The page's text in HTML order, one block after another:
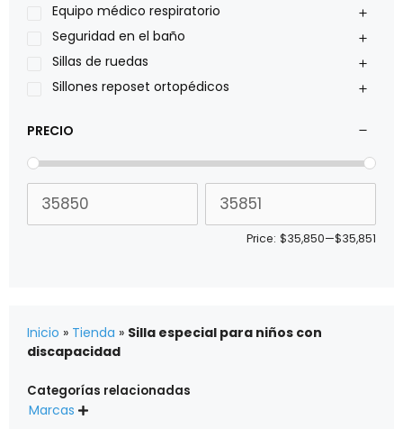
Sillas de ruedas Everest Jennings
Stealth products
Xiehe Medical
Equipo médico respiratorio
Seguridad en el baño
Sillas de ruedas
Sillones reposet ortopédicos
PRECIO
Price: $35,850—$35,851
Inicio » Tienda » Silla especial para niños con
discapacidad
Categorías relacionadas
Marcas 